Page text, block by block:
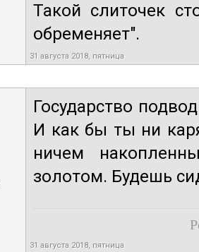
Такой слиточек
обременяет".
31 августа 2018, пятница
Государство
И как бы ты ни
ничем
золотом. Будешь
31 августа 2018, пятница